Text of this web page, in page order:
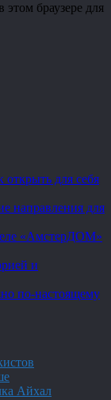
этом браузере для
для себя
направления для
«АмстерДОМ»
и
по-настоящему
Айхал